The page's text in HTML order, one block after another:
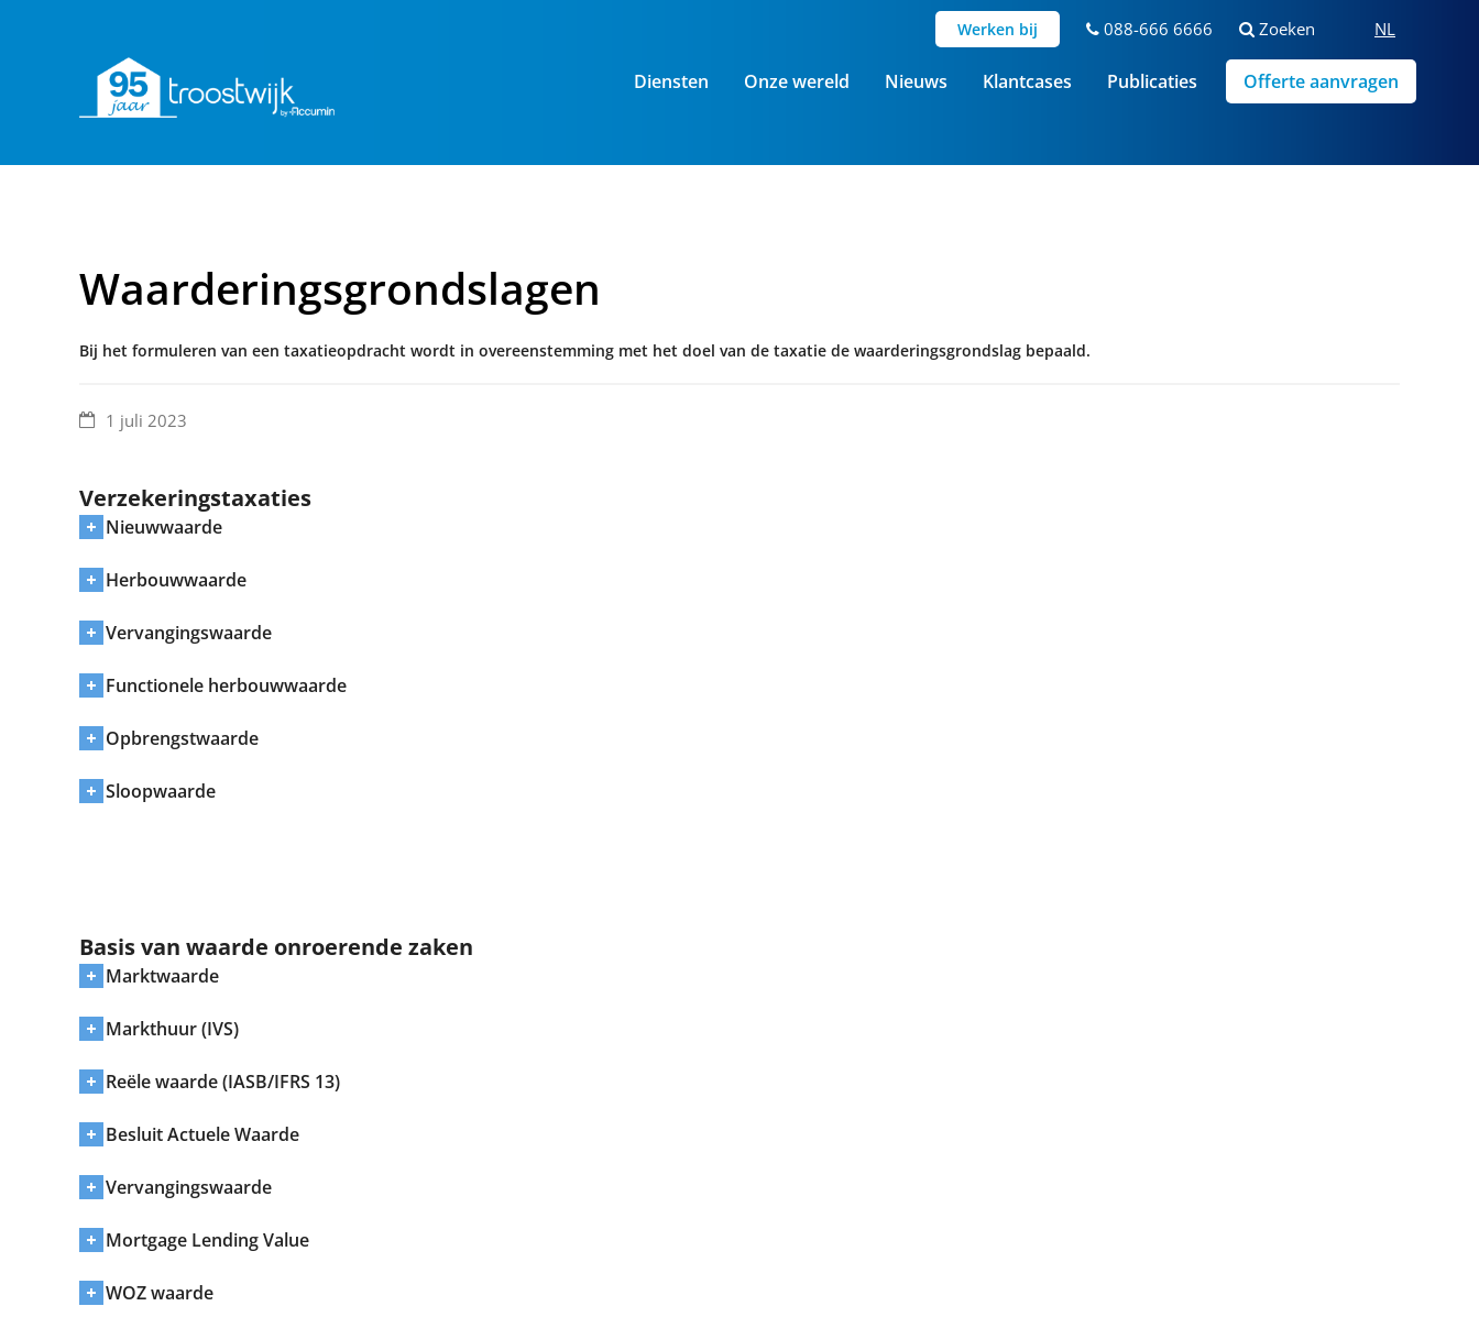
NL
Werken bij 088-666 6666 Zoeken
Diensten Onze wereld Nieuws Klantcases Publicaties Offerte aanvragen
Waarderingsgrondslagen
Bij het formuleren van een taxatieopdracht wordt in overeenstemming met het doel van de taxatie de waarderingsgrondslag bepaald.
1 juli 2023
Verzekeringstaxaties
Nieuwwaarde
Herbouwwaarde
Vervangingswaarde
Functionele herbouwwaarde
Opbrengstwaarde
Sloopwaarde
Basis van waarde onroerende zaken
Marktwaarde
Markthuur (IVS)
Reële waarde (IASB/IFRS 13)
Besluit Actuele Waarde
Vervangingswaarde
Mortgage Lending Value
WOZ waarde